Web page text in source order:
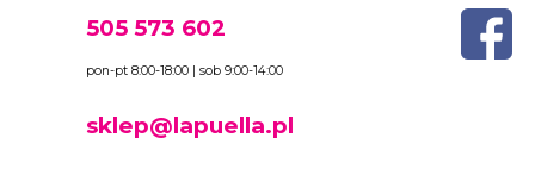
505 573 602
pon-pt 8:00-18:00 | sob 9:00-14:00
sklep@lapuella.pl